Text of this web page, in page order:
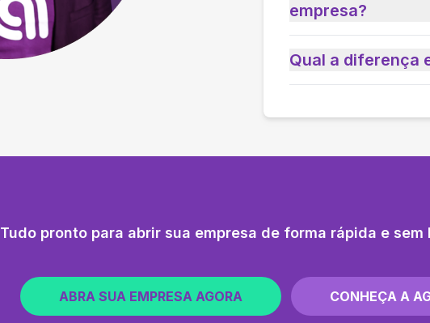
empresa?
Qual a diferença
Tudo pronto para abrir sua empresa de forma rápida e sem
ABRA SUA EMPRESA AGORA CONHEÇA A